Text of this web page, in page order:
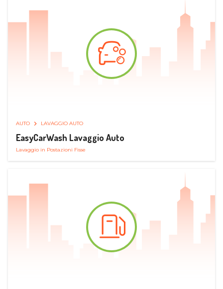
AUTO LAVAGGIO AUTO
EasyCarWash Lavaggio Auto
Lavaggio in Postazioni Fisse